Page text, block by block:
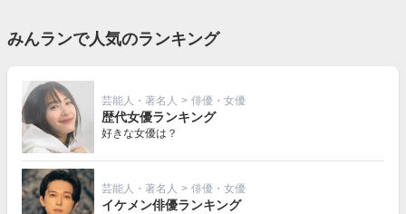
みんランで人気のランキング
芸能人・著名人 > 俳優・女優
歴代女優ランキング
好きな女優は？
芸能人・著名人 > 俳優・女優
イケメン俳優ランキング